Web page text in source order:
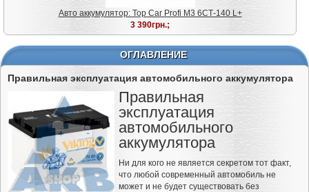
Авто аккумулятор: Top Car Profi M3 6СТ-140 L+
3 390грн.;
ОГЛАВЛЕНИЕ
Правильная эксплуатация автомобильного аккумулятора
Правильная
эксплуатация
автомобильного
аккумулятора
Ни для кого не является секретом тот факт,
что любой современный автомобиль не
может и не будет существовать без